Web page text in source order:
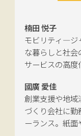
楠田 悦子
モビリティ―ジ
な暮らしと社会
サービスの高度
新聞社モビリテ
『LIGARE』初
に独立。国土
推進に向けた
國廣 愛佳
創業支援や地域
づくり会社に勤
ーランス。紙